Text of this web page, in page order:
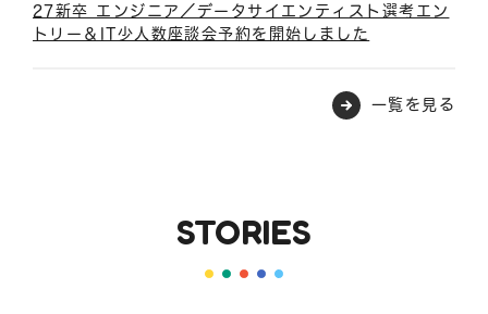
27新卒 エンジニア／データサイエンティスト選考エン
トリー＆IT少人数座談会予約を開始しました
一覧を見る
STORIES